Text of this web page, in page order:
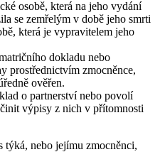
osobě, která na jeho vydání
se zemřelým v době jeho smrti
která je vypravitelem jeho
dokladu nebo
prostřednictvím zmocněnce,
ověřen.
o partnerství nebo povolí
výpisy z nich v přítomnosti
týká, nebo jejímu zmocněnci,